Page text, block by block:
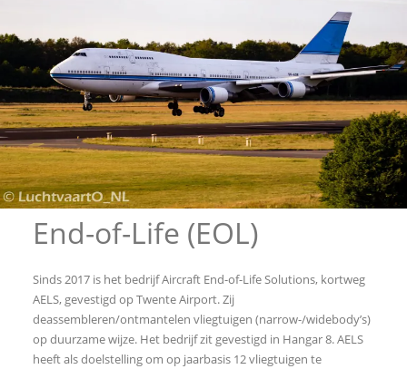
End-of-Life (EOL)
Sinds 2017 is het bedrijf Aircraft End-of-Life Solutions, kortweg
AELS, gevestigd op Twente Airport. Zij
deassembleren/ontmantelen vliegtuigen (narrow-/widebody’s)
op duurzame wijze. Het bedrijf zit gevestigd in Hangar 8. AELS
heeft als doelstelling om op jaarbasis 12 vliegtuigen te